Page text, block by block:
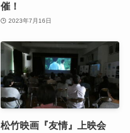
催！
2023年7月16日
松竹映画『友情』上映会